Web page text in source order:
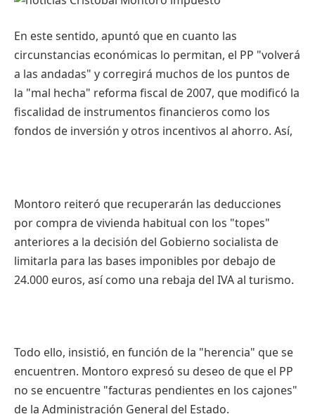
En este sentido, apuntó que en cuanto las
circunstancias económicas lo permitan, el PP "volverá
a las andadas" y corregirá muchos de los puntos de
la "mal hecha" reforma fiscal de 2007, que modificó la
fiscalidad de instrumentos financieros como los
fondos de inversión y otros incentivos al ahorro. Así,
Montoro reiteró que recuperarán las deducciones
por compra de vivienda habitual con los "topes"
anteriores a la decisión del Gobierno socialista de
limitarla para las bases imponibles por debajo de
24.000 euros, así como una rebaja del IVA al turismo.
Todo ello, insistió, en función de la "herencia" que se
encuentren. Montoro expresó su deseo de que el PP
no se encuentre "facturas pendientes en los cajones"
de la Administración General del Estado.